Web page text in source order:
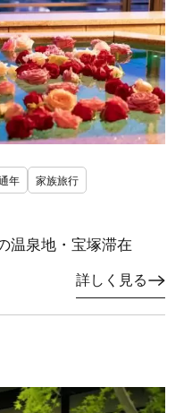
年
家族旅行
温泉地・宝塚滞在
詳しく見る